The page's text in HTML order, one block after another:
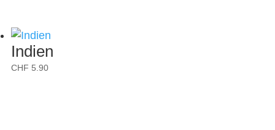
Indien
CHF 5.90